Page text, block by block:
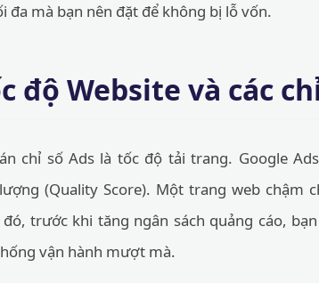
mà bạn nên đặt để không bị lỗ vốn.
Website và các
chỉ số Ads là tốc độ tải trang. Google
(Quality Score). Một trang web chậm
đó, trước khi tăng ngân sách quảng cáo,
vận hành mượt mà.